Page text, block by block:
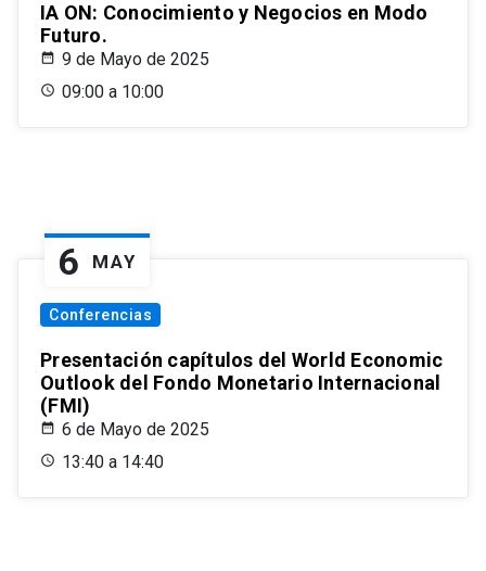
IA ON: Conocimiento y Negocios en Modo
Futuro.
9 de Mayo de 2025
09:00 a 10:00
6 MAY
Conferencias
Presentación capítulos del World Economic
Outlook del Fondo Monetario Internacional
(FMI)
6 de Mayo de 2025
13:40 a 14:40